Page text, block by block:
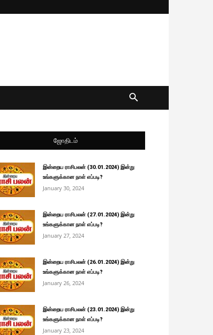
ஜோதிடம்
இன்றைய ராசிபலன் (30.01.2024) இன்று
உங்களுக்கான நாள் எப்படி?
January 30, 2024
இன்றைய ராசிபலன் (27.01.2024) இன்று
உங்களுக்கான நாள் எப்படி?
January 27, 2024
இன்றைய ராசிபலன் (26.01.2024) இன்று
உங்களுக்கான நாள் எப்படி?
January 26, 2024
இன்றைய ராசிபலன் (23.01.2024) இன்று
உங்களுக்கான நாள் எப்படி?
January 23, 2024